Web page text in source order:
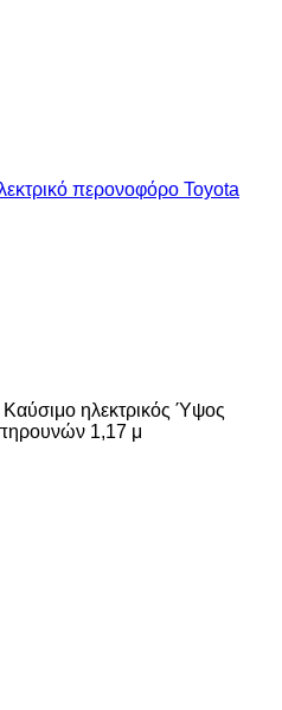
περονοφόρο Toyota
Καύσιμο ηλεκτρικός Ύψος
1,17 μ